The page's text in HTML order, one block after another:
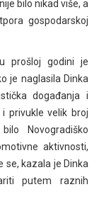
bilo nikad više, a
gospodarskoj
prošloj godini je
je naglasila Dinka
događanja i
privukle velik broj
Novogradiško
aktivnosti,
se, kazala je Dinka
putem raznih